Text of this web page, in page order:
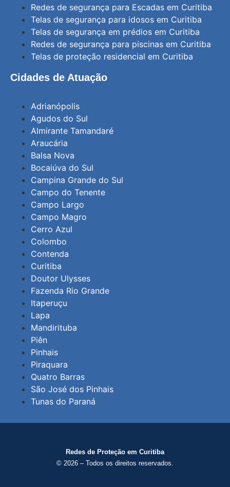
Redes de segurança para Escadas em Curitiba
Telas de segurança para idosos em Curitiba
Telas de segurança em prédios em Curitiba
Redes de segurança para piscinas em Curitiba
Telas de proteção residencial em Curitiba
Cidades de Atuação
Adrianópolis
Agudos do Sul
Almirante Tamandaré
Araucária
Balsa Nova
Bocaiúva do Sul
Campina Grande do Sul
Campo do Tenente
Campo Largo
Campo Magro
Cerro Azul
Colombo
Contenda
Curitiba
Doutor Ulysses
Fazenda Rio Grande
Itaperuçu
Lapa
Mandirituba
Piên
Pinhais
Piraquara
Quatro Barras
São José dos Pinhais
Tunas do Paraná
Redes de Proteção em Curitiba
© 2026 – Todos os direitos reservados.